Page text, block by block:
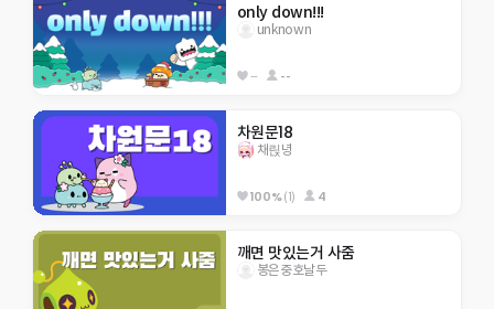
only down!!!
unknown
-- --
차원문18
채릱녕
100%(1) 4
깨면 맛있는거 사줌
봉은중호날두